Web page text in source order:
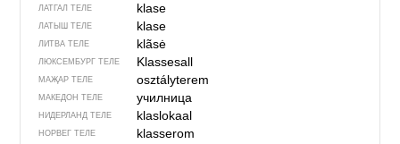
ЛАТГАЛ ТЕЛЕ klase
ЛАТЫШ ТЕЛЕ klase
ЛИТВА ТЕЛЕ klãsė
ЛЮКСЕМБУРГ ТЕЛЕ Klassesall
МАҖАР ТЕЛЕ osztályterem
МАКЕДОН ТЕЛЕ училница
НИДЕРЛАНД ТЕЛЕ klaslokaal
НОРВЕГ ТЕЛЕ klasserom